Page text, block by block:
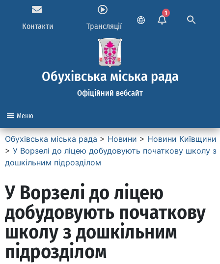
Контакти Трансляції
1
Обухівська міська рада
Офіційний вебсайт
Меню
Обухівська міська рада > Новини > Новини Київщини
> У Ворзелі до ліцею добудовують початкову школу з
дошкільним підрозділом
У Ворзелі до ліцею
добудовують початкову
школу з дошкільним
підрозділом